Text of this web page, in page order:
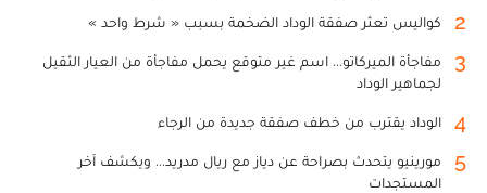
2 كواليس تعثر صفقة الوداد الضخمة بسبب « شرط واحد »
3
مفاجأة الميركاتو... اسم غير متوقع يحمل مفاجأة من العيار الثقيل
لجماهير الوداد
4 الوداد يقترب من خطف صفقة جديدة من الرجاء
5
مورينيو يتحدث بصراحة عن دياز مع ريال مدريد... ويكشف آخر
المستجدات